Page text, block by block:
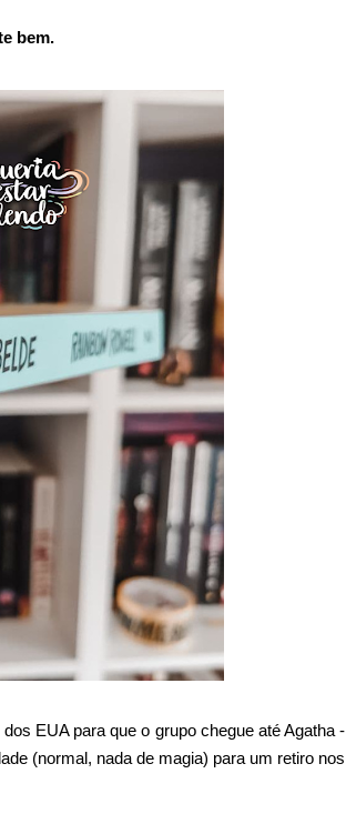
bem.
EUA para que o grupo chegue até Agatha -
(normal, nada de magia) para um retiro nos